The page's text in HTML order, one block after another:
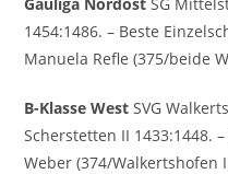
1454:1486. – Beste
Manuela Refle (375/beide
B-Klasse West SVG
Scherstetten II 1433:1448.
Weber (374/Walkertshofen